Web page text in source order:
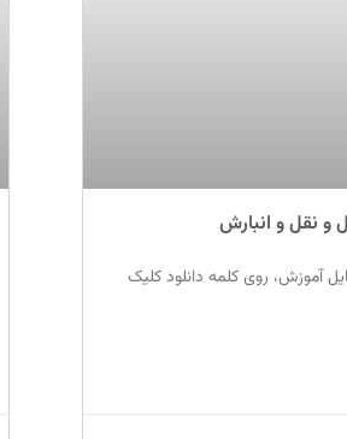
و نقل و انبارش
آموزش، روی کلمه دانلود کلیک